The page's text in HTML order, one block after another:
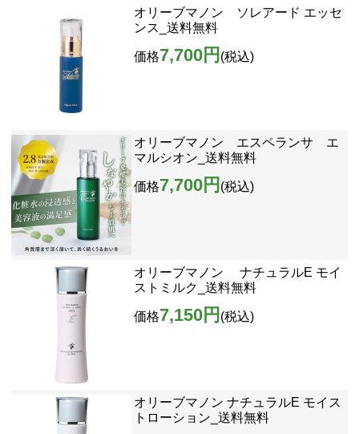
オリーブマノン ソレアード エッセ
ンス_送料無料
価格7,700円 (税込)
オリーブマノン エスペランサ エ
マルシオン_送料無料
価格7,700円 (税込)
オリーブマノン ナチュラルE モイ
ストミルク_送料無料
価格7,150円 (税込)
オリーブマノン ナチュラルE モイス
トローション_送料無料